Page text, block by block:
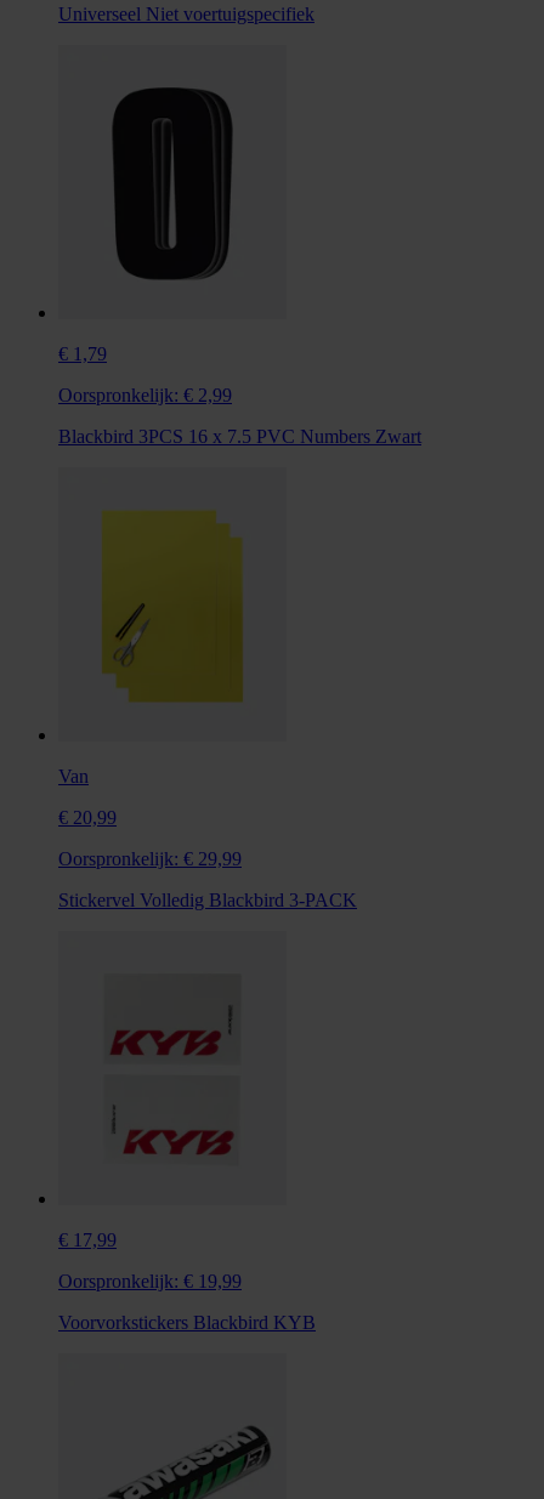
Universeel Niet voertuigspecifiek
€ 1,79
Oorspronkelijk: € 2,99
Blackbird 3PCS 16 x 7.5 PVC Numbers Zwart
Van
€ 20,99
Oorspronkelijk: € 29,99
Stickervel Volledig Blackbird 3-PACK
€ 17,99
Oorspronkelijk: € 19,99
Voorvorkstickers Blackbird KYB